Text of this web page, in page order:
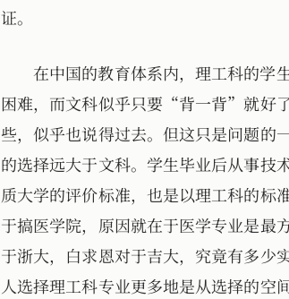
证。
在中国的教育体系内，理工科的学
困难，而文科似乎只要“背一背”就好
些，似乎也说得过去。但这只是问题的
的选择远大于文科。学生毕业后从事技
质大学的评价标准，也是以理工科的标
于搞医学院，原因就在于医学专业是最
于浙大，白求恩对于吉大，究竟有多少
人选择理工科专业更多地是从选择的空